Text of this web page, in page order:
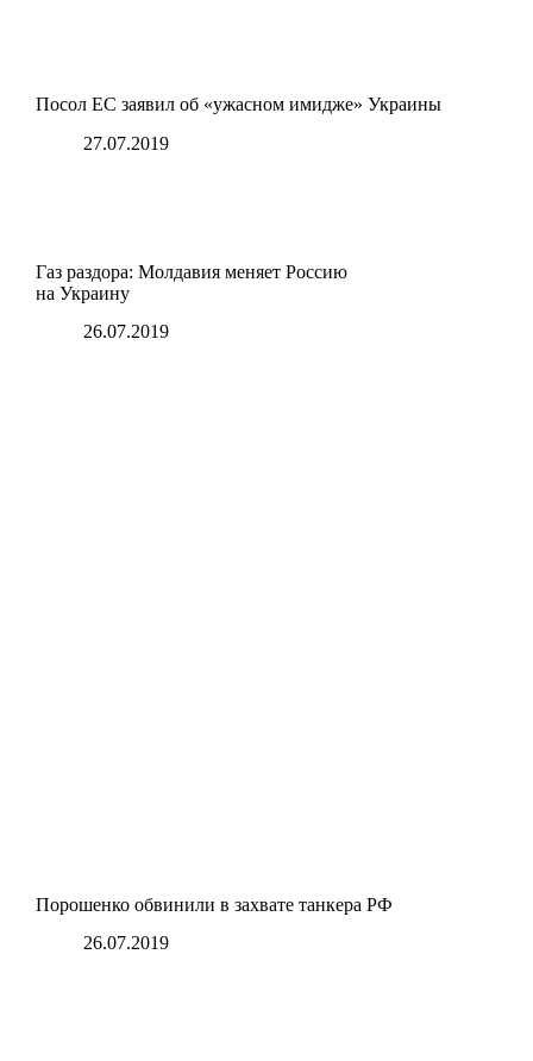
Посол ЕС заявил об «ужасном имидже» Украины
27.07.2019
Газ раздора: Молдавия меняет Россию
на Украину
26.07.2019
Порошенко обвинили в захвате танкера РФ
26.07.2019